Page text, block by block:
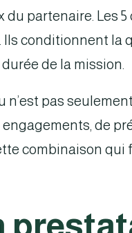
partenaire. Les 5
Ils conditionnent la
de la mission.
n’est pas
de
combinaison